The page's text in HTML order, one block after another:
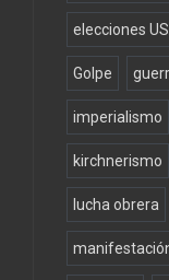
elecciones
Golpe
imperialismo
kirchnerismo
lucha obrera